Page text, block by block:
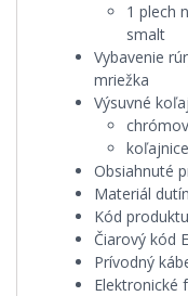
1 plech
smalt
Vybavenie
mriežka
Výsuvné
Obsiahnuté
Materiál
Kód
Čiarový kód
Prívodný
Elektronické